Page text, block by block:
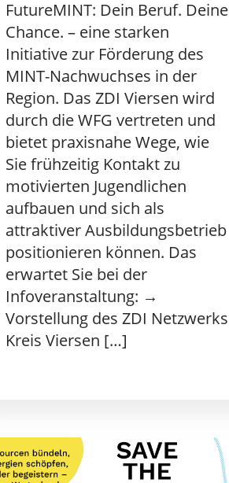
FutureMINT: Dein Beruf. Deine
Chance. – eine starken
Initiative zur Förderung des
MINT-Nachwuchses in der
Region. Das ZDI Viersen wird
durch die WFG vertreten und
bietet praxisnahe Wege, wie
Sie frühzeitig Kontakt zu
motivierten Jugendlichen
aufbauen und sich als
attraktiver Ausbildungsbetrieb
positionieren können. Das
erwartet Sie bei der
Infoveranstaltung: →
Vorstellung des ZDI Netzwerks
Kreis Viersen […]